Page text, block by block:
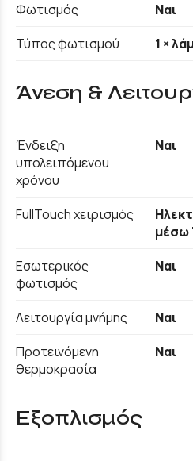
Φωτισμός
Ναι
Τύπος φωτισμού
1 ×
Άνεση &
Ένδειξη
υπολειπόμενου
χρόνου
Ναι
FullTouch χειρισμός
μέσω
Εσωτερικός
φωτισμός
Ναι
Λειτουργία μνήμης
Ναι
Προτεινόμενη
θερμοκρασία
Ναι
Εξοπλισμός